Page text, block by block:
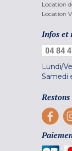
Location
Location
Infos et
04 84
Lundi/
Samedi